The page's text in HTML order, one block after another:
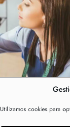
Utilizamos cookies para